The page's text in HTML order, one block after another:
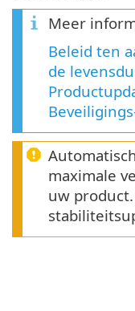
Meer
Beleid ten
de
maximale
uw